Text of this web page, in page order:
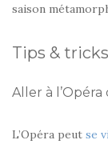
saison
Tips & tricks
Aller à l’Opéra
L’Opéra peut se